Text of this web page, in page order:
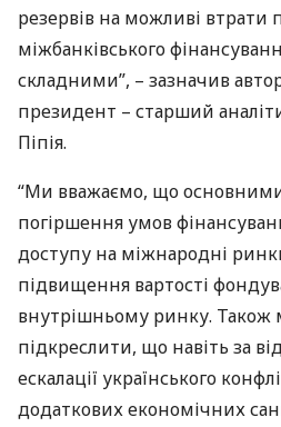
резервів на можливі втрати
міжбанківського
складними”, – зазначив
президент – старший
Піпія.
“Ми вважаємо, що
погіршення умов
доступу на міжнародні
підвищення вартості
внутрішньому ринку. Також
підкреслити, що навіть за
ескалації українського
додаткових економічних